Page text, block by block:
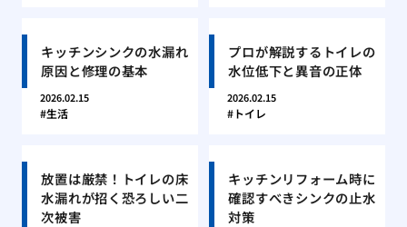
キッチンシンクの水漏れ
原因と修理の基本
2026.02.15
生活
プロが解説するトイレの
水位低下と異音の正体
2026.02.15
トイレ
放置は厳禁！トイレの床
水漏れが招く恐ろしい二
次被害
キッチンリフォーム時に
確認すべきシンクの止水
対策